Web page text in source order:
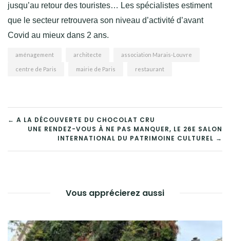
jusqu’au retour des touristes… Les spécialistes estiment
que le secteur retrouvera son niveau d’activité d’avant
Covid au mieux dans 2 ans.
aménagement architecte association Marais-Louvre
centre de Paris mairie de Paris restaurant
NAVIGATION
DE
← A LA DÉCOUVERTE DU CHOCOLAT CRU
UNE RENDEZ-VOUS À NE PAS MANQUER, LE 26E SALON
INTERNATIONAL DU PATRIMOINE CULTUREL →
Vous apprécierez aussi